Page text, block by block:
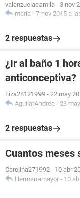
valenzuelacamila - 3 nov
maria - 7 nov 2015 a
2 respuestas
¿Ir al baño 1
anticonceptiva?
Liza28121999 - 22 may
AguilarAndrea - 23
2 respuestas
Cuantos meses
Carolina271992 - 10 abr
Hermanamayor - 10